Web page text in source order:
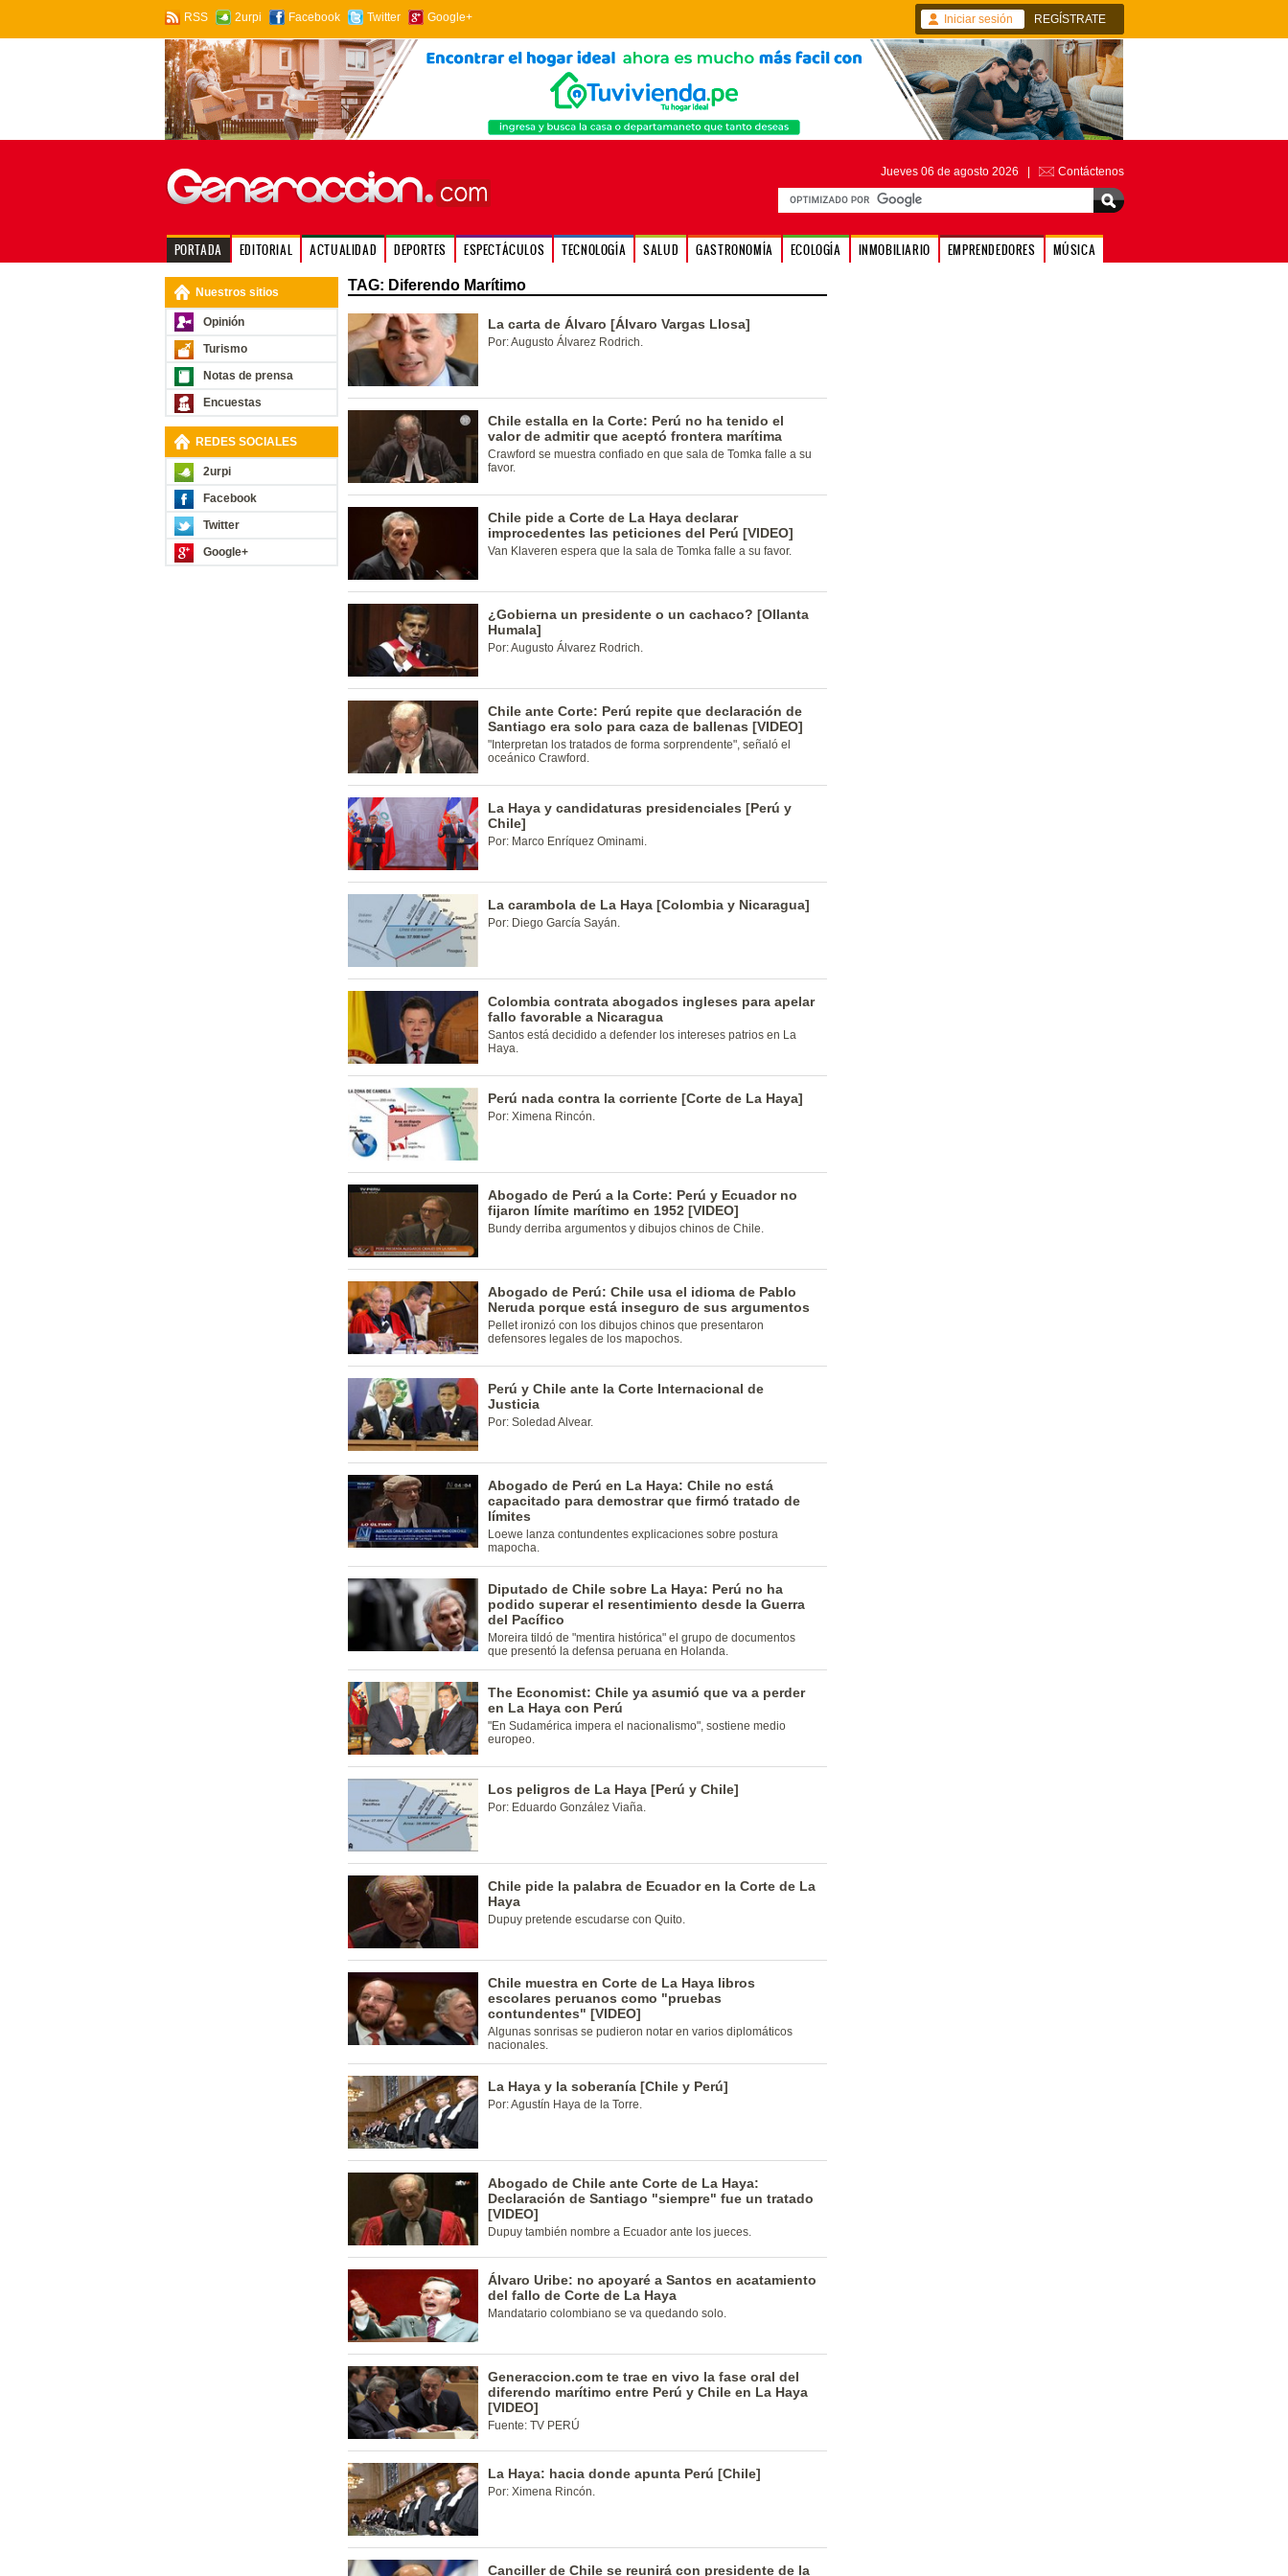
RSS 2urpi Facebook Twitter Google+ Iniciar sesión REGÍSTRATE
Jueves 06 de agosto 2026 | Contáctenos
PORTADA EDITORIAL ACTUALIDAD DEPORTES ESPECTÁCULOS TECNOLOGÍA SALUD GASTRONOMÍA ECOLOGÍA INMOBILIARIO EMPRENDEDORES MÚSICA
Nuestros sitios
Opinión
Turismo
Notas de prensa
Encuestas
REDES SOCIALES
2urpi
Facebook
Twitter
Google+
TAG: Diferendo Marítimo
La carta de Álvaro [Álvaro Vargas Llosa]
Por: Augusto Álvarez Rodrich.
Chile estalla en la Corte: Perú no ha tenido el
valor de admitir que aceptó frontera marítima
Crawford se muestra confiado en que sala de Tomka falle a su
favor.
Chile pide a Corte de La Haya declarar
improcedentes las peticiones del Perú [VIDEO]
Van Klaveren espera que la sala de Tomka falle a su favor.
¿Gobierna un presidente o un cachaco? [Ollanta
Humala]
Por: Augusto Álvarez Rodrich.
Chile ante Corte: Perú repite que declaración de
Santiago era solo para caza de ballenas [VIDEO]
"Interpretan los tratados de forma sorprendente", señaló el
oceánico Crawford.
La Haya y candidaturas presidenciales [Perú y
Chile]
Por: Marco Enríquez Ominami.
La carambola de La Haya [Colombia y Nicaragua]
Por: Diego García Sayán.
Colombia contrata abogados ingleses para apelar
fallo favorable a Nicaragua
Santos está decidido a defender los intereses patrios en La
Haya.
Perú nada contra la corriente [Corte de La Haya]
Por: Ximena Rincón.
Abogado de Perú a la Corte: Perú y Ecuador no
fijaron límite marítimo en 1952 [VIDEO]
Bundy derriba argumentos y dibujos chinos de Chile.
Abogado de Perú: Chile usa el idioma de Pablo
Neruda porque está inseguro de sus argumentos
Pellet ironizó con los dibujos chinos que presentaron
defensores legales de los mapochos.
Perú y Chile ante la Corte Internacional de
Justicia
Por: Soledad Alvear.
Abogado de Perú en La Haya: Chile no está
capacitado para demostrar que firmó tratado de
límites
Loewe lanza contundentes explicaciones sobre postura
mapocha.
Diputado de Chile sobre La Haya: Perú no ha
podido superar el resentimiento desde la Guerra
del Pacífico
Moreira tildó de "mentira histórica" el grupo de documentos
que presentó la defensa peruana en Holanda.
The Economist: Chile ya asumió que va a perder
en La Haya con Perú
"En Sudamérica impera el nacionalismo", sostiene medio
europeo.
Los peligros de La Haya [Perú y Chile]
Por: Eduardo González Viaña.
Chile pide la palabra de Ecuador en la Corte de La
Haya
Dupuy pretende escudarse con Quito.
Chile muestra en Corte de La Haya libros
escolares peruanos como "pruebas
contundentes" [VIDEO]
Algunas sonrisas se pudieron notar en varios diplomáticos
nacionales.
La Haya y la soberanía [Chile y Perú]
Por: Agustín Haya de la Torre.
Abogado de Chile ante Corte de La Haya:
Declaración de Santiago "siempre" fue un tratado
[VIDEO]
Dupuy también nombre a Ecuador ante los jueces.
Álvaro Uribe: no apoyaré a Santos en acatamiento
del fallo de Corte de La Haya
Mandatario colombiano se va quedando solo.
Generaccion.com te trae en vivo la fase oral del
diferendo marítimo entre Perú y Chile en La Haya
[VIDEO]
Fuente: TV PERÚ
La Haya: hacia donde apunta Perú [Chile]
Por: Ximena Rincón.
Canciller de Chile se reunirá con presidente de la